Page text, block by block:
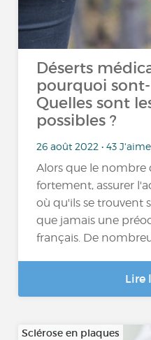
Déserts
pourquoi
Quelles sont
possibles ?
26 août 2022 • 43
Alors que le
fortement, assurer
où qu'ils se trouvent
que jamais une
français. De
Lire
Sclérose en plaques